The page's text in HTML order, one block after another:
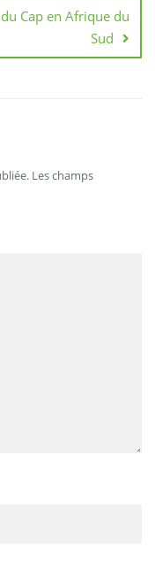
Cap en Afrique du
Sud
Les champs